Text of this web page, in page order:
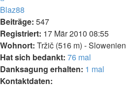
oben
Blaz88
Beiträge: 547
Registriert: 17 Mär 2010 08:55
Wohnort: Tržič (516 m) - Slowenien
Hat sich bedankt: 76 mal
Danksagung erhalten: 1 mal
Kontaktdaten: